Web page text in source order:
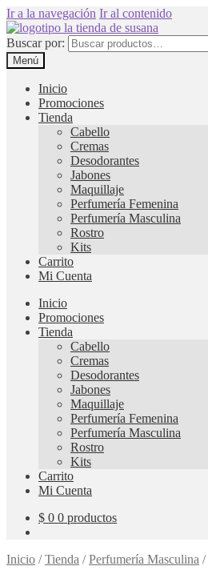
Ir a la navegación Ir al contenido
Buscar por:
Menú
Inicio
Promociones
Tienda
Cabello
Cremas
Desodorantes
Jabones
Maquillaje
Perfumería Femenina
Perfumería Masculina
Rostro
Kits
Carrito
Mi Cuenta
Inicio
Promociones
Tienda
Cabello
Cremas
Desodorantes
Jabones
Maquillaje
Perfumería Femenina
Perfumería Masculina
Rostro
Kits
Carrito
Mi Cuenta
$ 0 0 productos
Inicio /Tienda /Perfumería Masculina /